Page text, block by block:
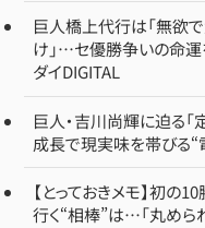
巨人橋上代行は「無欲
け」…セ優勝争いの命
ダイDIGITAL
巨人・吉川尚輝に迫る
成長で現実味を帯びる“
【とっておきメモ】初
行く“相棒”は…「丸めら